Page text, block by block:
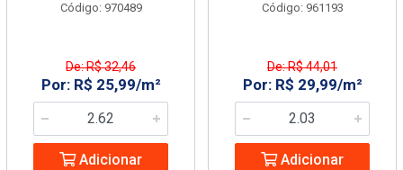
Código: 970489
De: R$ 32,46
Por: R$ 25,99/m²
Adicionar
Código: 961193
De: R$ 44,01
Por: R$ 29,99/m²
Adicionar